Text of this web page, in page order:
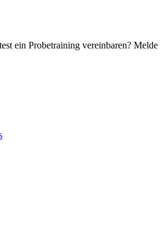
ein Probetraining vereinbaren? Melde